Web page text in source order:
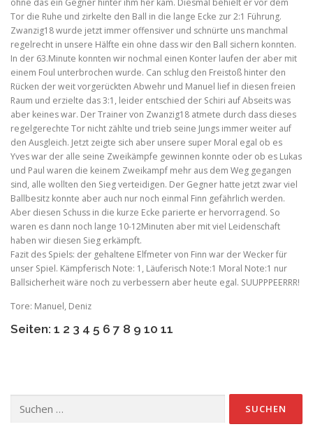
ohne das ein Gegner hinter ihm her kam. Diesmal behielt er vor dem
Tor die Ruhe und zirkelte den Ball in die lange Ecke zur 2:1 Führung.
Zwanzig18 wurde jetzt immer offensiver und schnürte uns manchmal
regelrecht in unsere Hälfte ein ohne dass wir den Ball sichern konnten.
In der 63.Minute konnten wir nochmal einen Konter laufen der aber mit
einem Foul unterbrochen wurde. Can schlug den Freistoß hinter den
Rücken der weit vorgerückten Abwehr und Manuel lief in diesen freien
Raum und erzielte das 3:1, leider entschied der Schiri auf Abseits was
aber keines war. Der Trainer von Zwanzig18 atmete durch dass dieses
regelgerechte Tor nicht zählte und trieb seine Jungs immer weiter auf
den Ausgleich. Jetzt zeigte sich aber unsere super Moral egal ob es
Yves war der alle seine Zweikämpfe gewinnen konnte oder ob es Lukas
und Paul waren die keinem Zweikampf mehr aus dem Weg gegangen
sind, alle wollten den Sieg verteidigen. Der Gegner hatte jetzt zwar viel
Ballbesitz konnte aber auch nur noch einmal Finn gefährlich werden.
Aber diesen Schuss in die kurze Ecke parierte er hervorragend. So
waren es dann noch lange 10-12Minuten aber mit viel Leidenschaft
haben wir diesen Sieg erkämpft.
Fazit des Spiels: der gehaltene Elfmeter von Finn war der Wecker für
unser Spiel. Kämpferisch Note: 1, Läuferisch Note:1 Moral Note:1 nur
Ballsicherheit wäre noch zu verbessern aber heute egal. SUUPPPEERRR!
Tore: Manuel, Deniz
Seiten: 1 2 3 4 5 6 7 8 9 10 11
nach: